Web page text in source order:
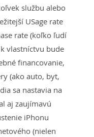
službu alebo
USage rate
rate (koľko ľudí
vlastníctvu bude
financovanie,
(ako auto, byt,
sa nastavia na
aj zaujímavú
iPhonu
(nielen